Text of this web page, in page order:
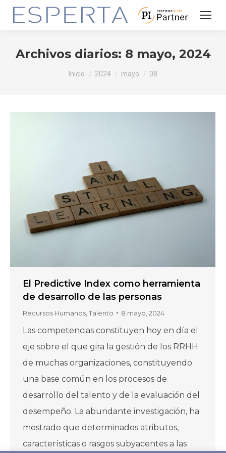
Archivos diarios: 8 mayo, 2024
Estás aquí:
Inicio 2024 mayo 08
El Predictive Index como herramienta
de desarrollo de las personas
Recursos Humanos Talento 8 mayo, 2024
Las competencias constituyen hoy en día el
eje sobre el que gira la gestión de los RRHH
de muchas organizaciones, constituyendo
una base común en los procesos de
desarrollo del talento y de la evaluación del
desempeño. La abundante investigación, ha
mostrado que determinados atributos,
características o rasgos subyacentes a las